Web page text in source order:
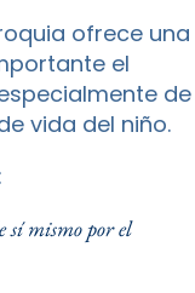
ofrece una
el
de
vida del niño.
sí mismo por el